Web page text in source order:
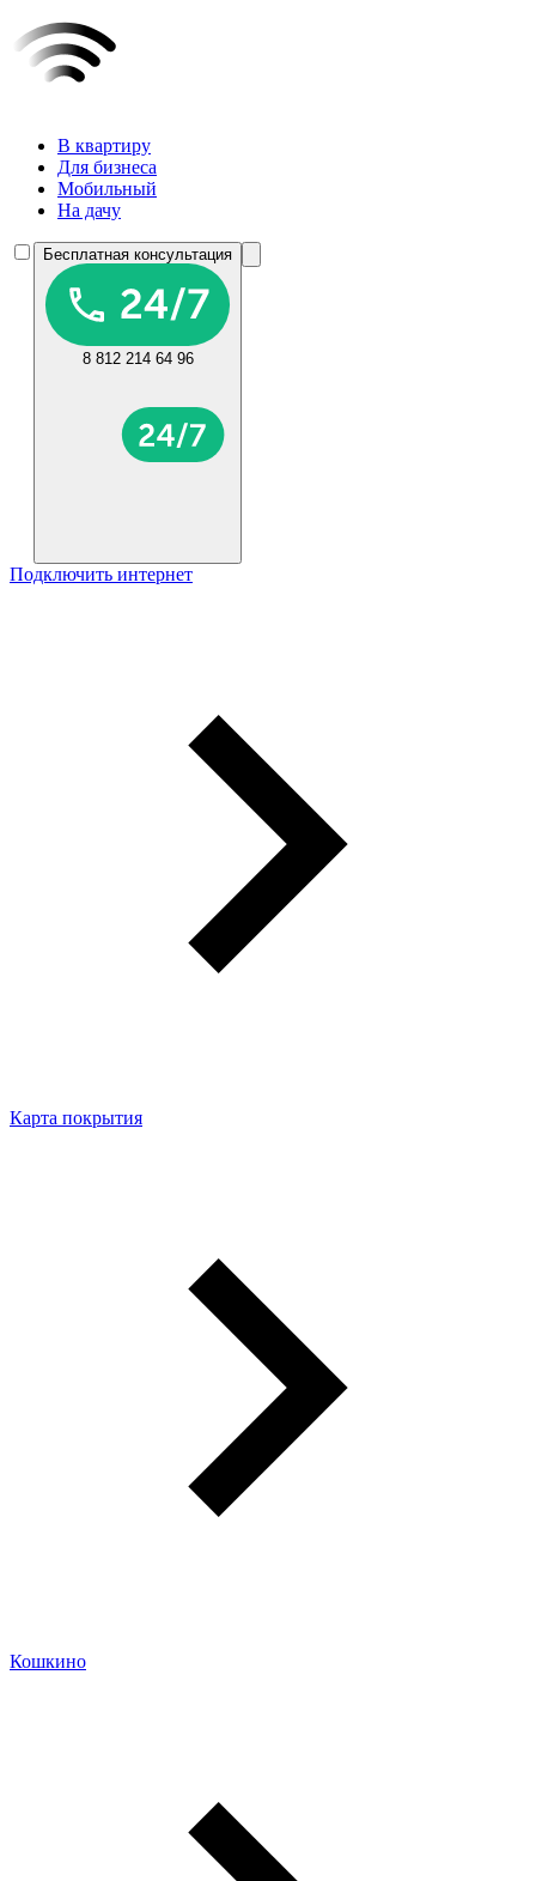
В квартиру
Для бизнеса
Мобильный
На дачу
Бесплатная консультация
8 812 214 64 96
Подключить интернет
Карта покрытия
Кошкино